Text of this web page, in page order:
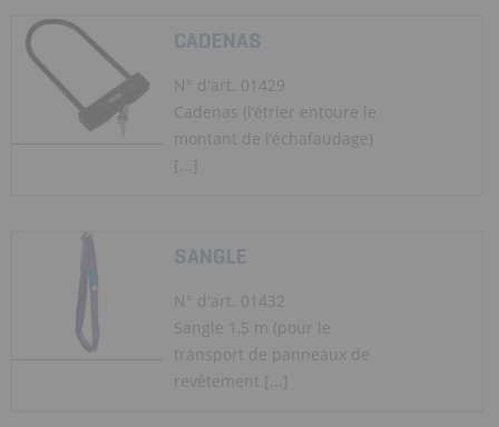
CADENAS
N° d'art. 01429
Cadenas (l’étrier entoure le
montant de l’échafaudage)
[...]
SANGLE
N° d'art. 01432
Sangle 1,5 m (pour le
transport de panneaux de
revêtement [...]